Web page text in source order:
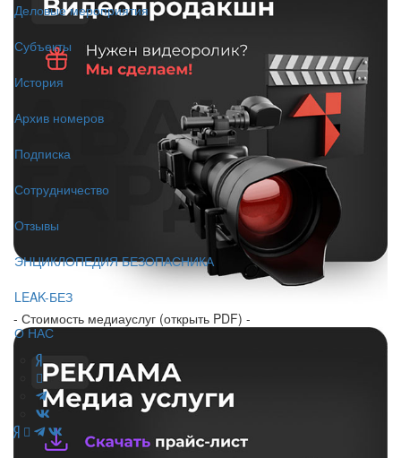
Деловые мероприятия
Субъекты
История
Архив номеров
Подписка
Сотрудничество
Отзывы
ЭНЦИКЛОПЕДИЯ БЕЗОПАСНИКА
LEAK-БЕЗ
О НАС
- Стоимость медиауслуг (открыть PDF) -